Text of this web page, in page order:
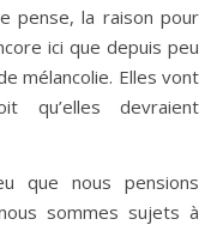
pense, la raison pour
ici que depuis peu
mélancolie. Elles vont
qu’elles devraient
que nous pensions
sommes sujets à